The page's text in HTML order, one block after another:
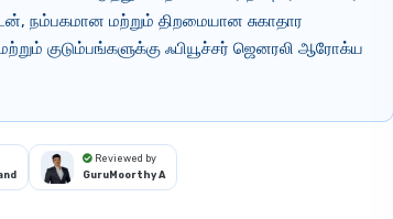
நம்பகமான மற்றும் திறமையான சுகாதார
குடும்பங்களுக்கு ஃபியூச்சர் ஜெனரலி ஆரோக்ய
Reviewed by
GuruMoorthy A